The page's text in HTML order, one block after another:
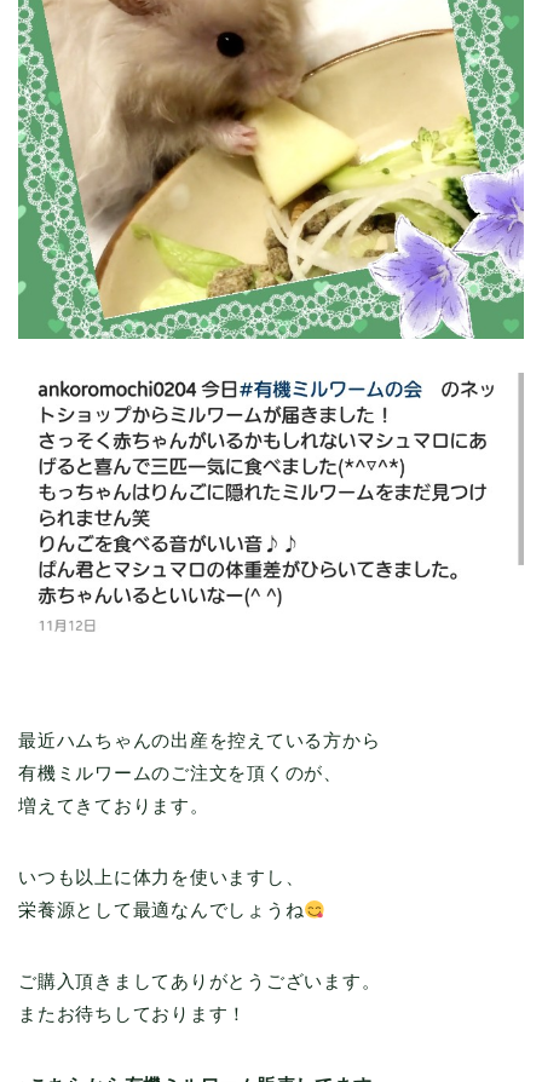
最近ハムちゃんの出産を控えている方から
有機ミルワームのご注文を頂くのが、
増えてきております。
いつも以上に体力を使いますし、
栄養源として最適なんでしょうね
ご購入頂きましてありがとうございます。
またお待ちしております！